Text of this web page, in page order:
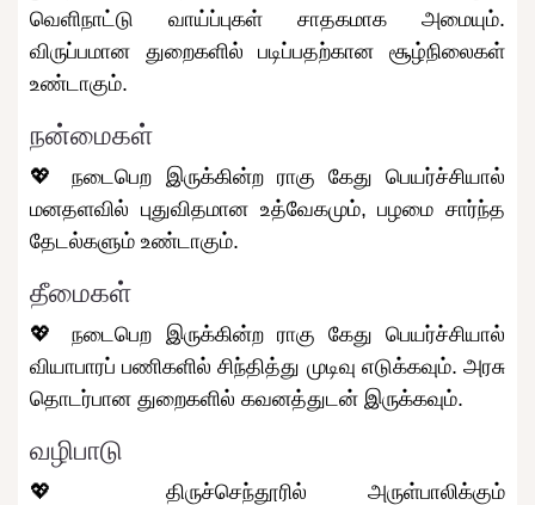
வெளிநாட்டு வாய்ப்புகள் சாதகமாக அமையும்.
விருப்பமான துறைகளில் படிப்பதற்கான சூழ்நிலைகள்
உண்டாகும்.
நன்மைகள்
💖 நடைபெற இருக்கின்ற ராகு கேது பெயர்ச்சியால்
மனதளவில் புதுவிதமான உத்வேகமும், பழமை சார்ந்த
தேடல்களும் உண்டாகும்.
தீமைகள்
💖 நடைபெற இருக்கின்ற ராகு கேது பெயர்ச்சியால்
வியாபாரப் பணிகளில் சிந்தித்து முடிவு எடுக்கவும். அரசு
தொடர்பான துறைகளில் கவனத்துடன் இருக்கவும்.
வழிபாடு
💖 திருச்செந்தூரில் அருள்பாலிக்கும்